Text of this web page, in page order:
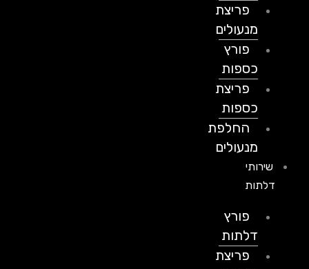
פריצת
מנעולים
פורץ
כספות
פריצת
כספות
החלפת
מנעולים
שירותי
דלתות
פורץ
דלתות
פריצת